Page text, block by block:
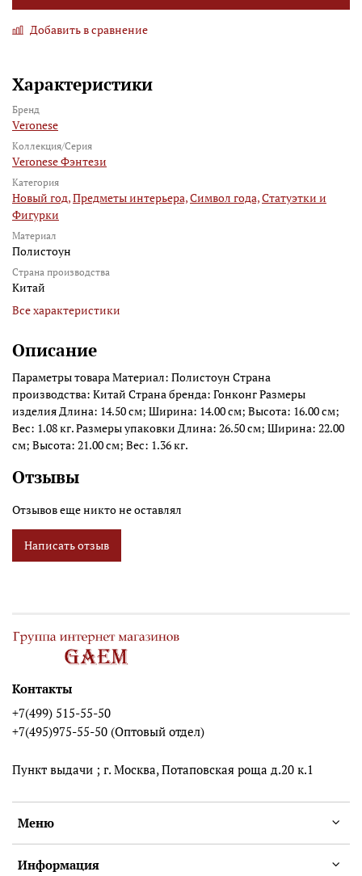
Добавить в сравнение
Характеристики
Бренд
Veronese
Коллекция/Серия
Veronese Фэнтези
Категория
Новый год,Предметы интерьера,Символ года,Статуэтки и
Фигурки
Материал
Полистоун
Страна производства
Китай
Все характеристики
Описание
Параметры товара Материал: Полистоун Страна
производства: Китай Страна бренда: Гонконг Размеры
изделия Длина: 14.50 см; Ширина: 14.00 см; Высота: 16.00 см;
Вес: 1.08 кг. Размеры упаковки Длина: 26.50 см; Ширина: 22.00
см; Высота: 21.00 см; Вес: 1.36 кг.
Отзывы
Отзывов еще никто не оставлял
Написать отзыв
Меню
Информация
Контакты
+7(499) 515-55-50
+7(495)975-55-50 (Оптовый отдел)
Пункт выдачи ; г. Москва, Потаповская роща д.20 к.1